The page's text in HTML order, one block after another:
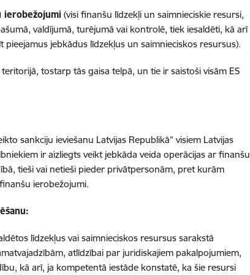
ierobežojumi (visi finanšu līdzekļi un saimnieciskie resursi,
valdījumā, turējumā vai kontrolē, tiek iesaldēti, kā arī
jebkādus līdzekļus un saimnieciskos resursus).
tostarp tās gaisa telpā, un tie ir saistoši visām ES
sankciju ieviešanu Latvijas Republikā” visiem Latvijas
ir aizliegts veikt jebkāda veida operācijas ar finanšu
tieši vai netieši pieder privātpersonām, pret kurām
ierobežojumi.
līdzekļus vai saimnieciskos resursus sarakstā
atlīdzībai par juridiskajiem pakalpojumiem,
kā arī, ja kompetentā iestāde konstatē, ka šie resursi